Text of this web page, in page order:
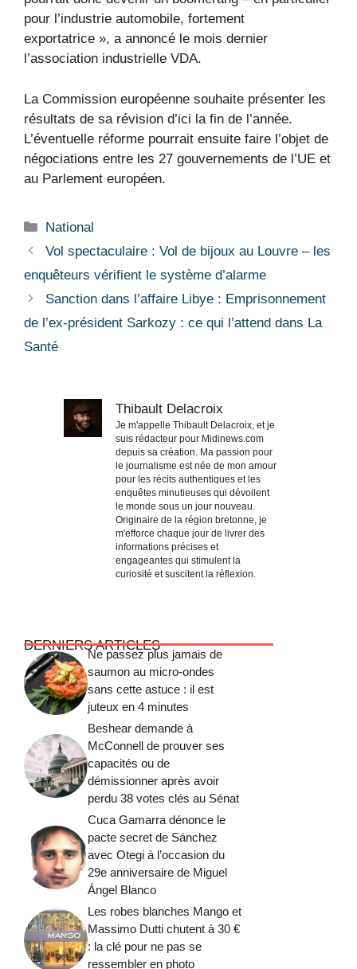
pour l’industrie automobile, fortement
exportatrice », a annoncé le mois dernier
l’association industrielle VDA.
La Commission européenne souhaite présenter les
résultats de sa révision d’ici la fin de l’année.
L’éventuelle réforme pourrait ensuite faire l’objet de
négociations entre les 27 gouvernements de l’UE et
au Parlement européen.
Catégories
National
Vol spectaculaire : Vol de bijoux au Louvre – les
enquêteurs vérifient le système d’alarme
Sanction dans l’affaire Libye : Emprisonnement
de l’ex-président Sarkozy : ce qui l’attend dans La
Santé
Thibault Delacroix
Je m'appelle Thibault Delacroix, et je
suis rédacteur pour Midinews.com
depuis sa création. Ma passion pour
le journalisme est née de mon amour
pour les récits authentiques et les
enquêtes minutieuses qui dévoilent
le monde sous un jour nouveau.
Originaire de la région bretonne, je
m'efforce chaque jour de livrer des
informations précises et
engageantes qui stimulent la
curiosité et suscitent la réflexion.
DERNIERS ARTICLES
Ne passez plus jamais de
saumon au micro-ondes
sans cette astuce : il est
juteux en 4 minutes
Beshear demande à
McConnell de prouver ses
capacités ou de
démissionner après avoir
perdu 38 votes clés au Sénat
Cuca Gamarra dénonce le
pacte secret de Sánchez
avec Otegi à l’occasion du
29e anniversaire de Miguel
Ángel Blanco
Les robes blanches Mango et
Massimo Dutti chutent à 30 €
: la clé pour ne pas se
ressembler en photo